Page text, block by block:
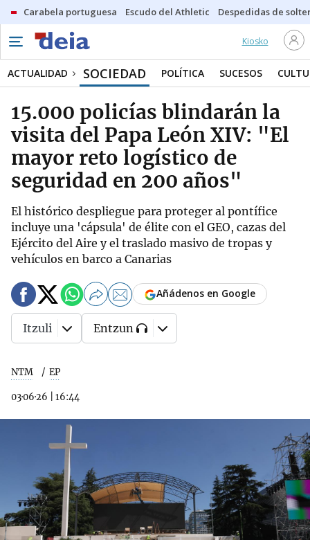
Carabela portuguesa Escudo del Athletic Despedidas de
Kiosko
ACTUALIDAD SOCIEDAD POLÍTICA SUCESOS
15.000 policías blindarán la
visita del Papa León XIV: "El
mayor reto logístico de
seguridad en 200 años"
El histórico despliegue para proteger al pontífice
incluye una 'cápsula' de élite con el GEO, cazas del
Ejército del Aire y el traslado masivo de tropas y
vehículos en barco a Canarias
NTM EP
03·06·26 16:44
Añádenos en Google
Itzuli Entzun